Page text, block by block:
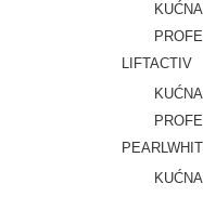
LIFTACTIV